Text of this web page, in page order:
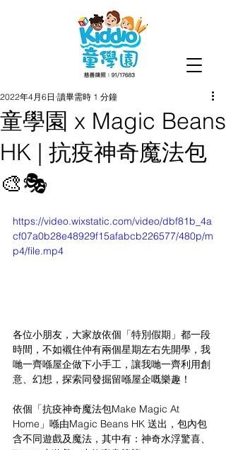
童學園 x Magic Beans
HK | 抗疫神奇魔法包
🎨🎭
2022年4月6日 讀畢需時 1 分鐘
https://video.wixstatic.com/video/dbf81b_4a
cf07a0b28e48929f15afabcb226577/480p/m
p4/file.mp4
各位小朋友，大家放依個「特別假期」都一段
時間，不如襯住仲有兩個星期左右先開學，我
哋一齊喺屋企做下小手工，讓我哋一齊利用創
意、幻想，探索同發掘留喺屋企嘅樂趣！
依個「抗疫神奇魔法包Make Magic At
Home」喺由Magic Beans HK 送出，包內包
含不同遊戲及魔法，其中有：神奇水浮驚喜、